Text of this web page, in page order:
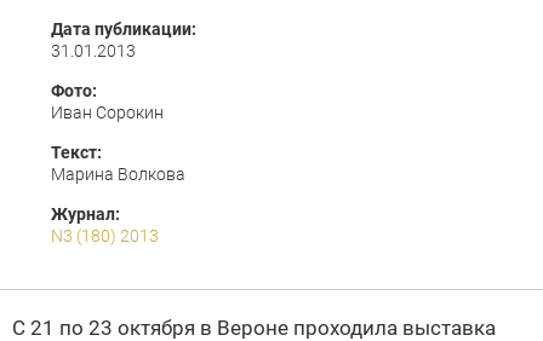
Дата публикации:
31.01.2013
Фото:
Иван Сорокин
Текст:
Марина Волкова
Журнал:
N3 (180) 2013
С 21 по 23 октября в Вероне проходила выставка